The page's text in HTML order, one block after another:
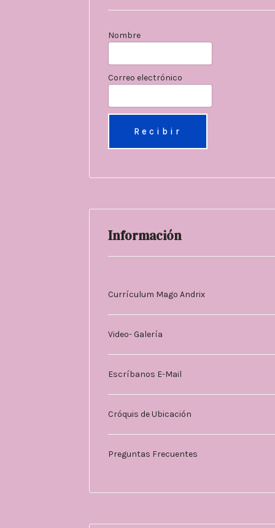
Nombre
Correo electrónico
Información
Currículum Mago Andrix
Video- Galería
Escríbanos E-Mail
Cróquis de Ubicación
Preguntas Frecuentes